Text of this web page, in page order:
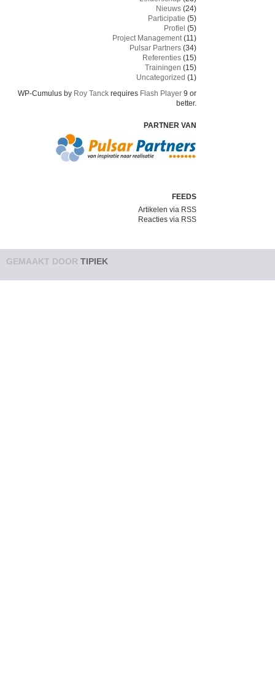
Nieuws (24)
Participatie (5)
Profiel (5)
Project Management(11)
Pulsar Partners (34)
Referenties (15)
Trainingen (15)
Uncategorized (1)
WP-Cumulus by Roy Tanck requires Flash Player 9 or
better.
PARTNER VAN
FEEDS
Artikelen via RSS
Reacties via RSS
GEMAAKT DOOR TIPIEK